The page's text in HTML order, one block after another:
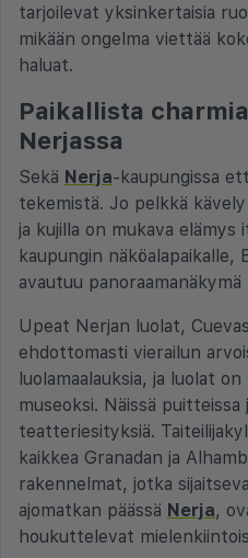
tarjoilevat yksinkertaisia
mikään ongelma viettää
haluat.
Paikallista
Nerjassa
Sekä Nerja-kaupungissa
tekemistä. Jo pelkkä
ja kujilla on mukava elämys
kaupungin näköalapaikalle,
avautuu
Upeat Nerjan luolat,
ehdottomasti vierailun
luolamaalauksia, ja luolat
museoksi. Näissä
teatteriesityksiä.
kaikkea Granadan ja
rakennelmat, jotka
ajomatkan päässä Nerja,
houkuttelevat